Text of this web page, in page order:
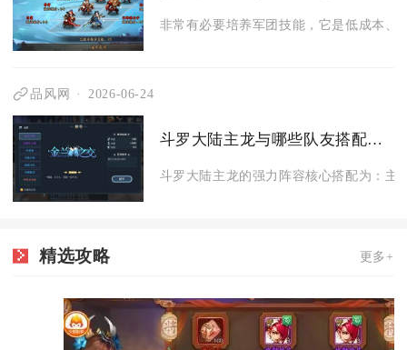
非常有必要培养军团技能，它是低成本、
品风网 2026-06-24
斗罗大陆主龙与哪些队友搭配后能够形成强力阵容
斗罗大陆主龙的强力阵容核心搭配为：主
精选攻略 更多+